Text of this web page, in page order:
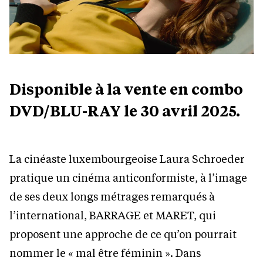
Disponible à la vente en combo
DVD/BLU-RAY le 30 avril 2025.
La cinéaste luxembourgeoise Laura Schroeder
pratique un cinéma anticonformiste, à l’image
de ses deux longs métrages remarqués à
l’international, BARRAGE et MARET, qui
proposent une approche de ce qu’on pourrait
nommer le « mal être féminin ». Dans